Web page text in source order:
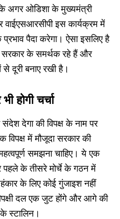
अगर ओडिशा के मुख्यमंत्री
वाईएसआरसीपी इस कार्यक्रम में
प्रभाव पैदा करेगा। ऐसा इसलिए है
सरकार के समर्थक रहे हैं और
दूरी बनाए रखी है।
होगी चर्चा
देगा की विपक्ष के नाम पर
विपक्ष में मौजूदा सरकार की
समझना चाहिए। ये एक
पहले के तीसरे मोर्चे के गठन में
के लिए कोई गुंजाइश नहीं
दल एक जुट होंगे और आगे की
स्टालिन।